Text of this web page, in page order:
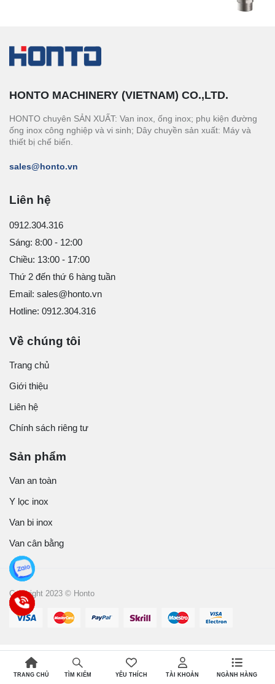
HONTO MACHINERY (VIETNAM) CO.,LTD.
HONTO chuyên SẢN XUẤT: Van inox, ống inox; phụ kiện đường
ống inox công nghiệp và vi sinh; Dây chuyền sản xuất: Máy và
thiết bị chế biến.
sales@honto.vn
Liên hệ
0912.304.316
Sáng: 8:00 - 12:00
Chiều: 13:00 - 17:00
Thứ 2 đến thứ 6 hàng tuần
Email: sales@honto.vn
Hotline: 0912.304.316
Về chúng tôi
Trang chủ
Giới thiệu
Liên hệ
Chính sách riêng tư
Sản phẩm
Van an toàn
Y lọc inox
Van bi inox
Van cân bằng
Copyright 2023 © Honto
TRANG CHỦ TÌM KIẾM YÊU THÍCH TÀI KHOẢN NGÀNH HÀNG